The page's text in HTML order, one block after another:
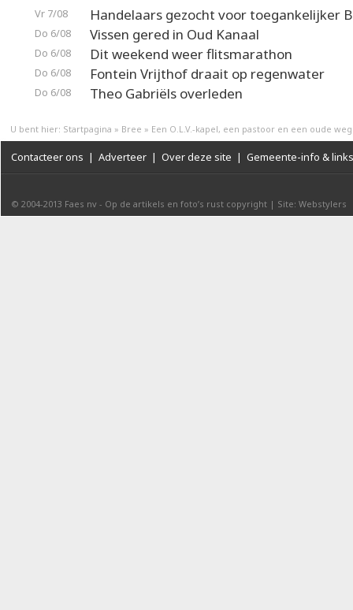
Vr 7/08 Handelaars gezocht voor toegankelijker
Do 6/08 Vissen gered in Oud Kanaal
Do 6/08 Dit weekend weer flitsmarathon
Do 6/08 Fontein Vrijthof draait op regenwater
Do 6/08 Theo Gabriëls overleden
U bent hier: Startpagina » Bree » Een O.L.V.-kapel, een pastoor en een oude weg
Contacteer ons | Adverteer | Over deze site | Gemeente-info & links
© 2004-2013 Faes nv - Op de artikels en foto’s rust copyright | Site: Webstylers